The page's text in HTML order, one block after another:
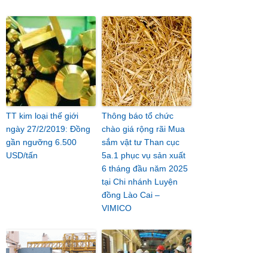
TT kim loại thế giới
ngày 27/2/2019: Đồng
gần ngưỡng 6.500
USD/tấn
Thông báo tổ chức
chào giá rộng rãi Mua
sắm vật tư Than cục
5a.1 phục vụ sản xuất
6 tháng đầu năm 2025
tại Chi nhánh Luyện
đồng Lào Cai –
VIMICO